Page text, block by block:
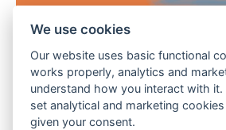
We use cookies
Our website uses basic functional
works properly, analytics and
understand how you interact with it.
set analytical and marketing
given your consent.